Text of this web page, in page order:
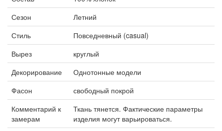
Сезон
Летний
Стиль
Повседневный (casual)
Вырез
круглый
Декорирование
Однотонные модели
Фасон
свободный покрой
Комментарий к
замерам
Ткань тянется. Фактические параметры
изделия могут варьироваться.